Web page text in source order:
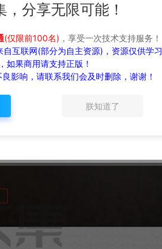
，分享无限可能！
(仅限前100名) ，享受一次技术支持服务！
自互联网(部分为自主资源)，资源仅供学习
如果商用请支持正版！
影响，请联系我们会及时删除，谢谢！
朕知道了